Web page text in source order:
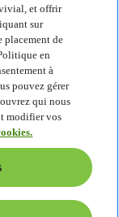
et offrir
sur
placement de
en
à
pouvez gérer
qui nous
modifier vos